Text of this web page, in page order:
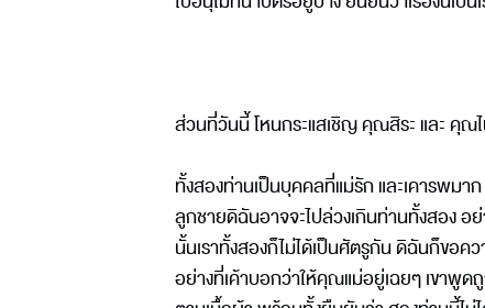
ส่วนที่วันนี้ โหนกระแสเชิญ คุณสิระ และ คุ
ทั้งสองท่านเป็นบุคคลที่แม่รัก และเคารพมา
ลูกชายดิฉันอาจจะไปล่วงเกินท่านทั้งสอง อ
นั้นเราทั้งสองก็ไม่ได้เป็นศัตรูกัน ดิฉันก็ขอค
อย่างที่เค้าบอกว่าให้คุณแม่อยู่เฉยๆ เขาพู